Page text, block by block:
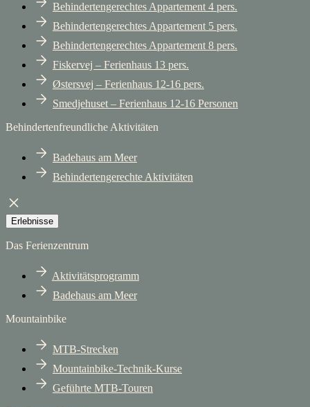
Behindertengerechtes Appartement 4 pers.
Behindertengerechtes Appartement 5 pers.
Behindertengerechtes Appartement 8 pers.
Fiskervej – Ferienhaus 13 pers.
Østersvej – Ferienhaus 12-16 pers.
Smedjehuset – Ferienhaus 12-16 Personen
Behindertenfreundliche Aktivitäten
Badehaus am Meer
Behindertengerechte Aktivitäten
Erlebnisse
Das Ferienzentrum
Aktivitätsprogramm
Badehaus am Meer
Mountainbike
MTB-Strecken
Mountainbike-Technik-Kurse
Geführte MTB-Touren